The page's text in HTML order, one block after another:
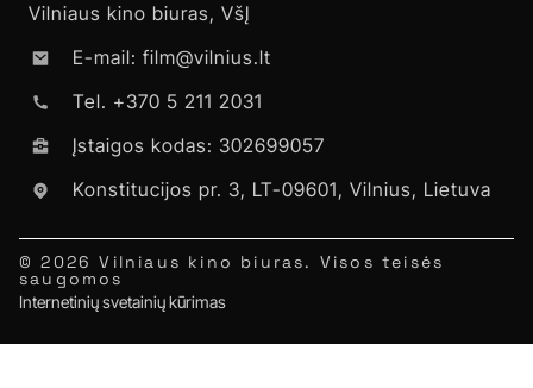
Vilniaus kino biuras, VšĮ
E-mail: film@vilnius.lt
Tel. +370 5 211 2031
Įstaigos kodas: 302699057
Konstitucijos pr. 3, LT-09601, Vilnius, Lietuva
© 2026 Vilniaus kino biuras. Visos teisės
saugomos
Internetinių svetainių kūrimas